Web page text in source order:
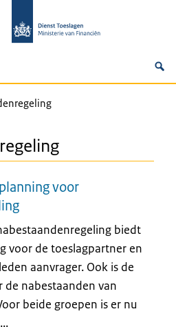
voor
biedt
voor de toeslagpartner en
aanvrager. Ook is de
nabestaanden van
beide groepen is er nu